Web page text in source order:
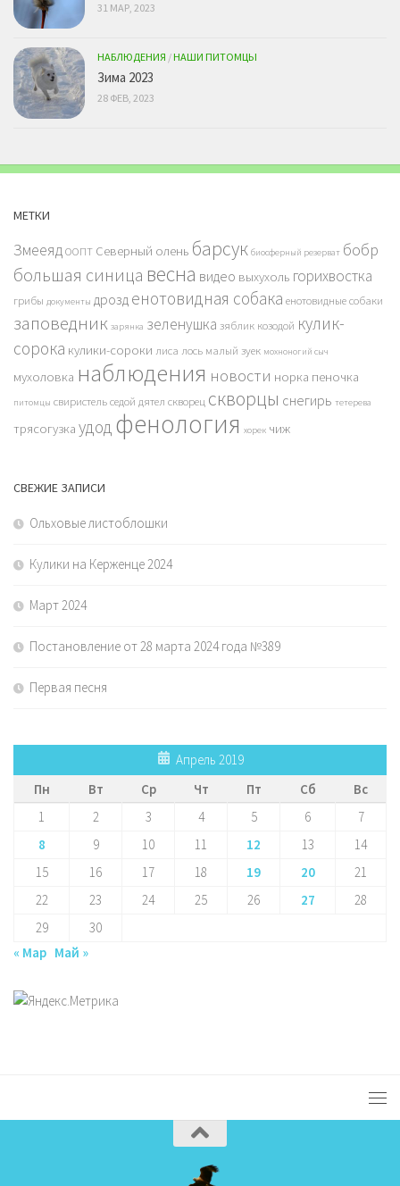
31 МАР, 2023
НАБЛЮДЕНИЯ /НАШИ ПИТОМЦЫ
Зима 2023
28 ФЕВ, 2023
МЕТКИ
ЗмееядООПТ Северный олень барсук биосферный резерват бобр
большая синица весна видео выхухоль горихвостка
грибы документы дрозд енотовидная собака енотовидные собаки
заповедник зарянка зеленушка зяблик козодой кулик-
сорока кулики-сороки лиса лось малый зуек мохноногий сыч
мухоловка наблюдения новости норка пеночка
питомцы свиристельседой дятел скворец скворцы снегирь тетерева
трясогузка удод фенология хорек чиж
СВЕЖИЕ ЗАПИСИ
Ольховые листоблошки
Кулики на Керженце 2024
Март 2024
Постановление от 28 марта 2024 года №389
Первая песня
Апрель 2019
Пн
Вт Ср Чт Пт Сб
Вс
1
2 3 4 5 6
7
8
9 10 11 12 13
14
15
16 17 18 19 20
21
22
23 24 25 26 27
28
29
30
« Мар Май »